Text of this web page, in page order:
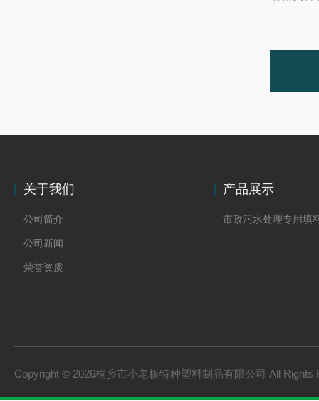
关于我们
公司简介
公司新闻
荣誉资质
产品展示
市政污水处理专用填
Copyright © 2026桐乡市小老板特种塑料制品有限公司 All